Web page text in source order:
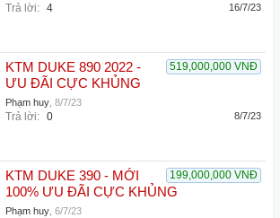
Trả lời: 4 16/7/23
519,000,000 VNĐ
KTM DUKE 890 2022 -
ƯU ĐÃI CỰC KHỦNG
Phạm huy 8/7/23
Trả lời: 0 8/7/23
199,000,000 VNĐ
KTM DUKE 390 - MỚI
100% ƯU ĐÃI CỰC KHỦNG
Phạm huy 6/7/23